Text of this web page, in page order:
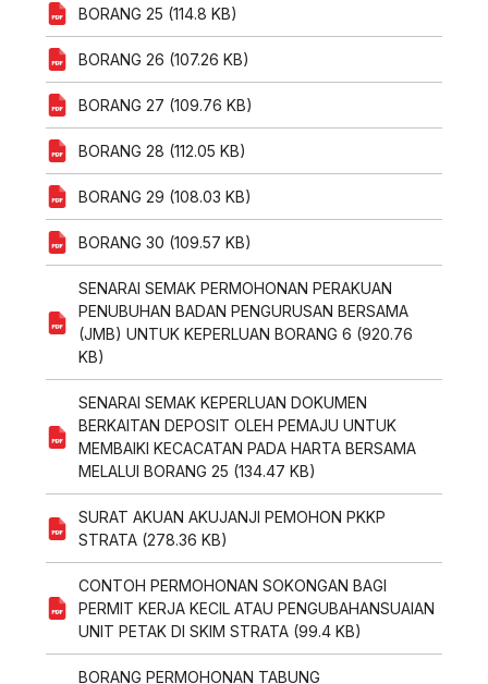
BORANG 25 (114.8 KB)
BORANG 26 (107.26 KB)
BORANG 27 (109.76 KB)
BORANG 28 (112.05 KB)
BORANG 29 (108.03 KB)
BORANG 30 (109.57 KB)
SENARAI SEMAK PERMOHONAN PERAKUAN
PENUBUHAN BADAN PENGURUSAN BERSAMA
(JMB) UNTUK KEPERLUAN BORANG 6 (920.76
KB)
SENARAI SEMAK KEPERLUAN DOKUMEN
BERKAITAN DEPOSIT OLEH PEMAJU UNTUK
MEMBAIKI KECACATAN PADA HARTA BERSAMA
MELALUI BORANG 25 (134.47 KB)
SURAT AKUAN AKUJANJI PEMOHON PKKP
STRATA (278.36 KB)
CONTOH PERMOHONAN SOKONGAN BAGI
PERMIT KERJA KECIL ATAU PENGUBAHANSUAIAN
UNIT PETAK DI SKIM STRATA (99.4 KB)
BORANG PERMOHONAN TABUNG